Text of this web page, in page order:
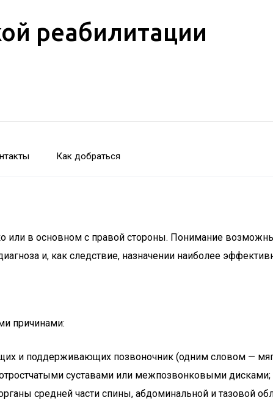
реабилитации
Как добраться
или в основном с правой стороны. Понимание
и, как следствие, назначении наиболее
причинами:
и поддерживающих позвоночник (одним словом —
суставами или межпозвонковыми дисками;
средней части спины, абдоминальной и тазовой